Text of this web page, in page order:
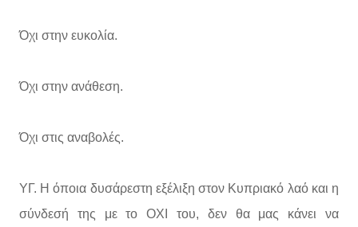
Όχι στην ευκολία.
Όχι στην ανάθεση.
Όχι στις αναβολές.
ΥΓ. Η όποια δυσάρεστη εξέλιξη στον Κυπριακό λαό και η
σύνδεσή της με το ΟΧΙ του, δεν θα μας κάνει να